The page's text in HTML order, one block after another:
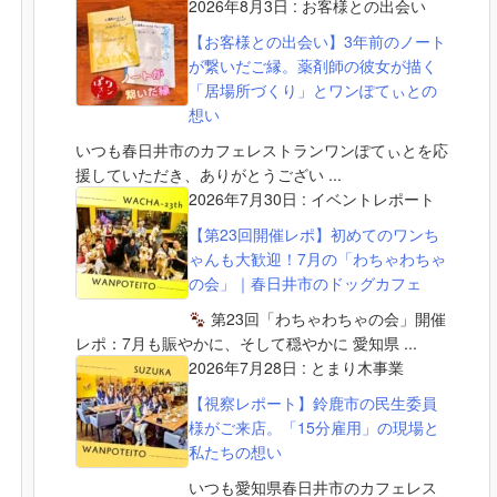
2026年8月3日 : お客様との出会い
【お客様との出会い】3年前のノート
が繋いだご縁。薬剤師の彼女が描く
「居場所づくり」とワンぽてぃとの
想い
いつも春日井市のカフェレストランワンぽてぃとを応
援していただき、ありがとうござい ...
2026年7月30日 : イベントレポート
【第23回開催レポ】初めてのワンち
ゃんも大歓迎！7月の「わちゃわちゃ
の会」｜春日井市のドッグカフェ
第23回「わちゃわちゃの会」開催
レポ：7月も賑やかに、そして穏やかに 愛知県 ...
2026年7月28日 : とまり木事業
【視察レポート】鈴鹿市の民生委員
様がご来店。「15分雇用」の現場と
私たちの想い
いつも愛知県春日井市のカフェレス